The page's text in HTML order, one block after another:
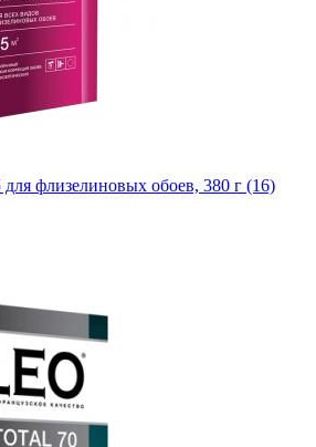
флизелиновых обоев, 380 г (16)